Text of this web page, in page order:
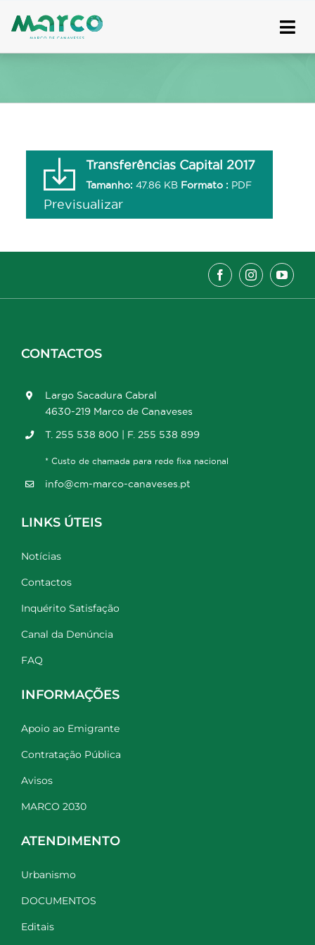
to
Transferências Capital 2017
Tamanho: 47.86 KB Formato : PDF
Previsualizar
CONTACTOS
Largo Sacadura Cabral
4630-219 Marco de Canaveses
T. 255 538 800 | F. 255 538 899
* Custo de chamada para rede fixa nacional
info@cm-marco-canaveses.pt
LINKS ÚTEIS
Notícias
Contactos
Inquérito Satisfação
Canal da Denúncia
FAQ
INFORMAÇÕES
Apoio ao Emigrante
Contratação Pública
Avisos
MARCO 2030
ATENDIMENTO
Urbanismo
DOCUMENTOS
Editais